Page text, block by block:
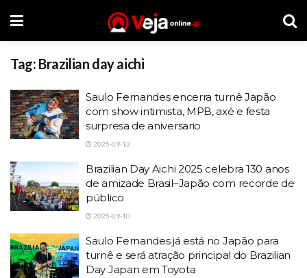
Tag: Brazilian day aichi
Saulo Fernandes encerra turnê Japão
com show intimista, MPB, axé e festa
surpresa de aniversario
2025-09-13
Brazilian Day Aichi 2025 celebra 130 anos
de amizade Brasil–Japão com recorde de
público
2025-09-10
Saulo Fernandes já está no Japão para
turnê e será atração principal do Brazilian
Day Japan em Toyota